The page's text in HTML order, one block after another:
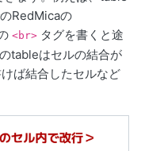
RedMicaの
<br> タグを書くと途
tableはセルの結合が
ば結合したセルなど